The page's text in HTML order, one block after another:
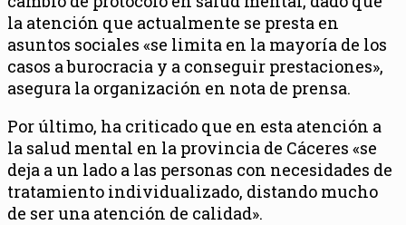
la atención que actualmente se presta en
asuntos sociales «se limita en la mayoría de los
casos a burocracia y a conseguir prestaciones»,
asegura la organización en nota de prensa.
Por último, ha criticado que en esta atención a
la salud mental en la provincia de Cáceres «se
deja a un lado a las personas con necesidades de
tratamiento individualizado, distando mucho
de ser una atención de calidad».